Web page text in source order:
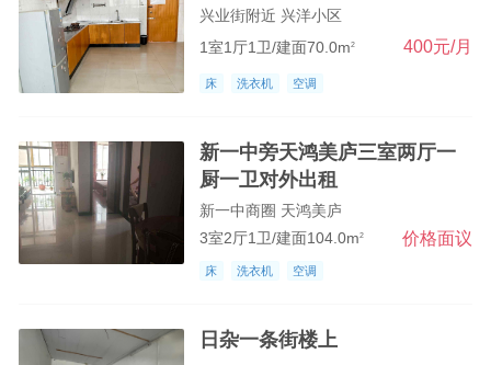
新一中商圈
老一中商业区
兴业街附近 兴洋小区
1室1厅1卫/建面70.0m2 400元/月
床 洗衣机 空调
新一中旁天鸿美庐三室两厅一
厨一卫对外出租
新一中商圈 天鸿美庐
3室2厅1卫/建面104.0m2 价格面议
床 洗衣机 空调
日杂一条街楼上